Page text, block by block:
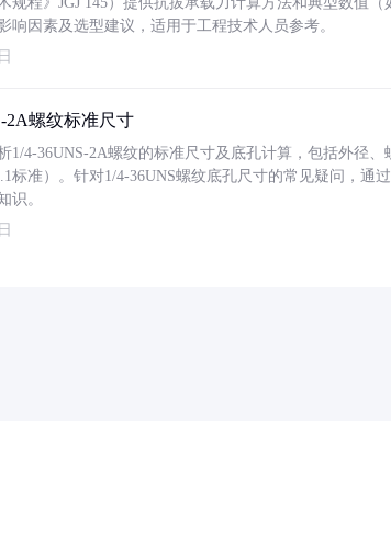
响因素及选型建议，适用于工程技术人员参考。
2A螺纹标准尺寸
1/4-36UNS-2A螺纹的标准尺寸及底孔计算，包括外径
标准）。针对1/4-36UNS螺纹底孔尺寸的常见疑问，
识。